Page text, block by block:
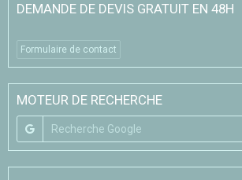
DEMANDE DE DEVIS GRATUIT EN 48H
Formulaire de contact
MOTEUR DE RECHERCHE